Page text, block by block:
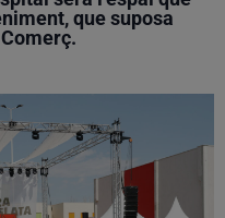
que suposa